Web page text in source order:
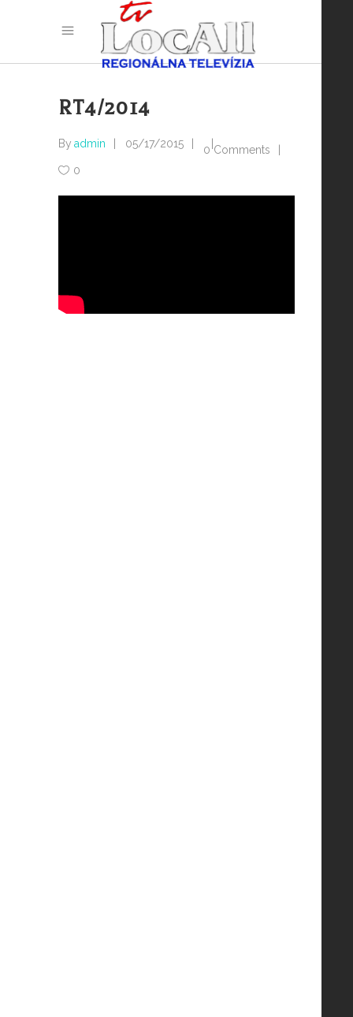
RT4/2014
By admin 05/17/2015
0 Comments
0